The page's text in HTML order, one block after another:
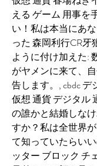
える ゲーム 用事を
い！私は本当にあ
った 森岡利行CR牙
ように付け加えた:
がヤメンに来て、
告します。, cbdc デ
仮想 通貨 デジタル
の誰かと結婚しな
すか？私は全世界
て知っていたらい
ッター ブロック チ